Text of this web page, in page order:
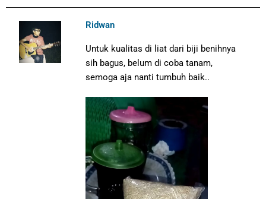
Ridwan
Untuk kualitas di liat dari biji benihnya
sih bagus, belum di coba tanam,
semoga aja nanti tumbuh baik..